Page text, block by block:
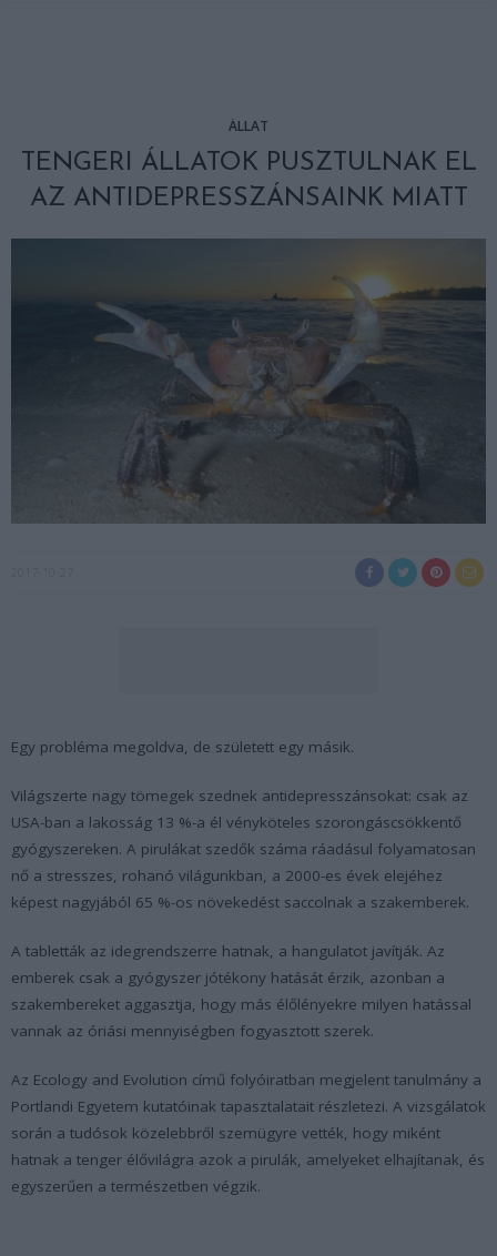
ÁLLAT
TENGERI ÁLLATOK PUSZTULNAK EL
AZ ANTIDEPRESSZÁNSAINK MIATT
Egy probléma megoldva, de született egy másik.
Világszerte nagy tömegek szednek antidepresszánsokat: csak az
USA-ban a lakosság 13 %-a él vényköteles szorongáscsökkentő
gyógyszereken. A pirulákat szedők száma ráadásul folyamatosan
nő a stresszes, rohanó világunkban, a 2000-es évek elejéhez
képest nagyjából 65 %-os növekedést saccolnak a szakemberek.
A tabletták az idegrendszerre hatnak, a hangulatot javítják. Az
emberek csak a gyógyszer jótékony hatását érzik, azonban a
szakembereket aggasztja, hogy más élőlényekre milyen hatással
vannak az óriási mennyiségben fogyasztott szerek.
Az Ecology and Evolution című folyóiratban megjelent tanulmány a
Portlandi Egyetem kutatóinak tapasztalatait részletezi. A vizsgálatok
során a tudósok közelebbről szemügyre vették, hogy miként
hatnak a tenger élővilágra azok a pirulák, amelyeket elhajítanak, és
egyszerűen a természetben végzik.